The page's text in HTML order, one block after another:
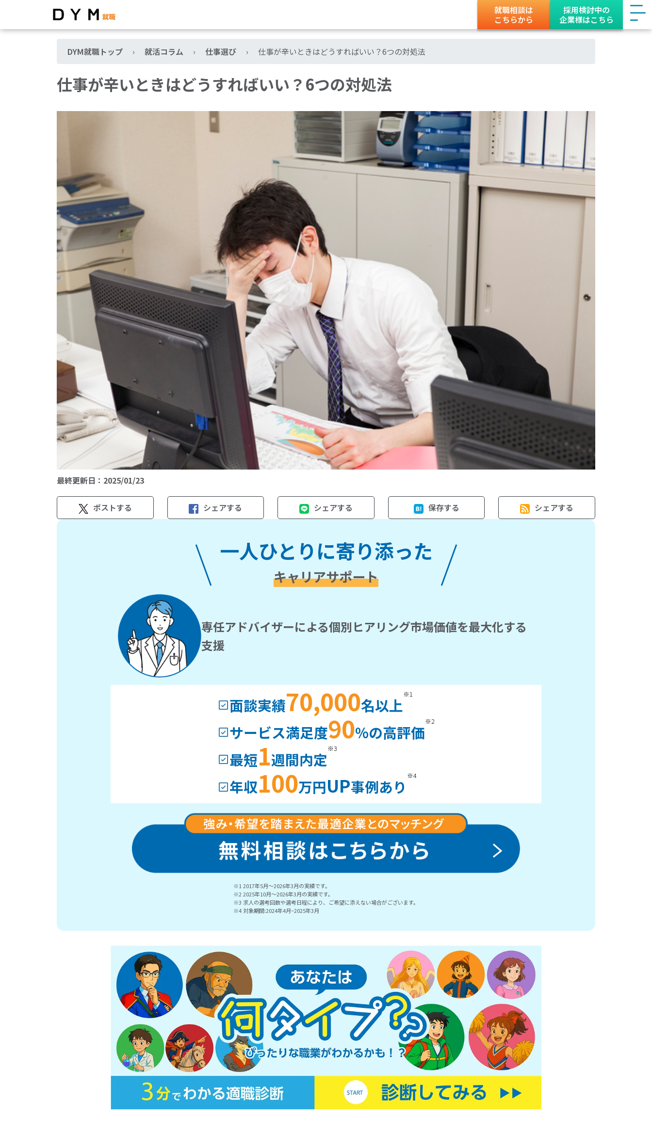
就職相談は
こちらから
採用検討中の
企業様はこちら
DYM就職トップ › 就活コラム › 仕事選び › 仕事が辛いときはどうすればいい？6つの対処法
仕事が辛いときはどうすればいい？6つの対処法
最終更新日： 2025/01/23
ポストする シェアする シェアする 保存する シェアする
一人ひとりに寄り添った
キャリアサポート
専任アドバイザーによる個別ヒアリング市場価値を最大化する
支援
面談実績70,000名以上
※1
サービス満足度90%の高評価
※2
最短1週間内定
※3
年収100万円UP事例あり
※4
※1 2017年5月～2026年3月の実績です。
※2 2025年10月～2026年3月の実績です。
※3 求人の選考回数や選考日程により、ご希望に添えない場合がございます。
※4 対象期間:2024年4月~2025年3月